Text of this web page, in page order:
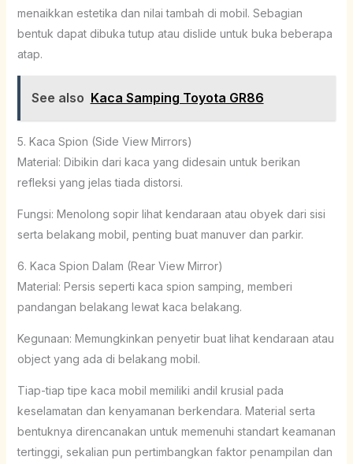
menaikkan estetika dan nilai tambah di mobil. Sebagian
bentuk dapat dibuka tutup atau dislide untuk buka beberapa
atap.
See also Kaca Samping Toyota GR86
5. Kaca Spion (Side View Mirrors)
Material: Dibikin dari kaca yang didesain untuk berikan
refleksi yang jelas tiada distorsi.
Fungsi: Menolong sopir lihat kendaraan atau obyek dari sisi
serta belakang mobil, penting buat manuver dan parkir.
6. Kaca Spion Dalam (Rear View Mirror)
Material: Persis seperti kaca spion samping, memberi
pandangan belakang lewat kaca belakang.
Kegunaan: Memungkinkan penyetir buat lihat kendaraan atau
object yang ada di belakang mobil.
Tiap-tiap tipe kaca mobil memiliki andil krusial pada
keselamatan dan kenyamanan berkendara. Material serta
bentuknya direncanakan untuk memenuhi standart keamanan
tertinggi, sekalian pun pertimbangkan faktor penampilan dan